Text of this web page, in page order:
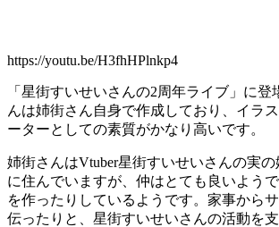
https://youtu.be/H3fhHPlnkp4
「星街すいせいさんの2周年ライブ」に登
んは姉街さん自身で作成しており、イラ
ーターとしての素質がかなり高いです。
姉街さんはVtuber星街すいせいさんの実
に住んでいますが、仲はとても良いよう
を作ったりしているようです。家事から
伝ったりと、星街すいせいさんの活動を支